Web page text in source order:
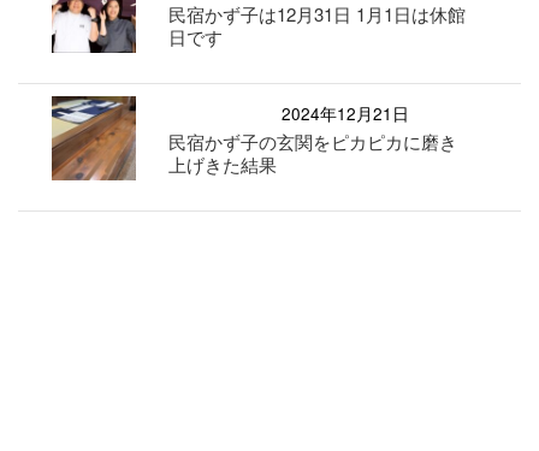
民宿かず子は12月31日 1月1日は休館
日です
2024年12月21日
民宿かず子の玄関をピカピカに磨き
上げきた結果